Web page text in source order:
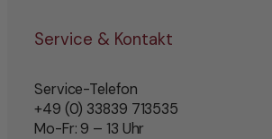
Service & Kontakt
Service-Telefon
+49 (0) 33839 713535
Mo-Fr: 9 – 13 Uhr